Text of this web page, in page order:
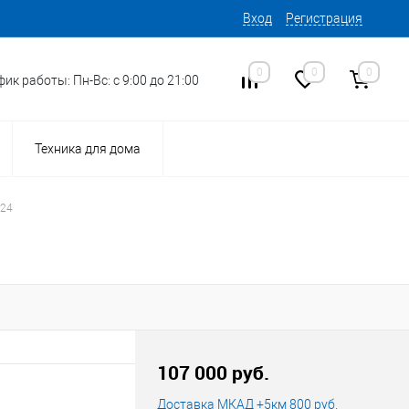
Вход Регистрация
работы: Пн-Вс: с 9:00 до 21:00
0 0 0
Техника для дома
107 000 руб.
Доставка МКАД +5км 800 руб.